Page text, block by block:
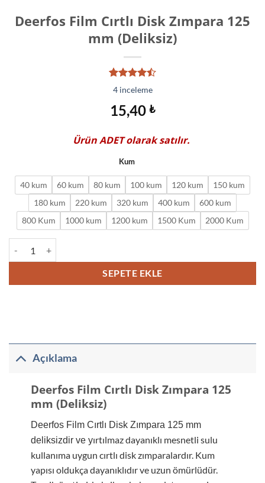
Deerfos Film Cırtlı Disk Zımpara 125
mm (Deliksiz)
müşteri
puanına
dayanarak
5
aldı
4inceleme
15,40 ₺
ÜrünADETolarak satılır.
Kum
40 kum 60 kum 80 kum 100 kum 120 kum
150 kum
180 kum
220 kum 320 kum 400 kum
600 kum
800 Kum
1000 kum 1200 kum 1500 Kum 2000 Kum
SEPETE EKLE
Açıklama
Deerfos Film Cırtlı Disk Zımpara 125
mm (Deliksiz)
Deerfos Film Cırtlı Disk Zımpara 125 mm
deliksizdir ve yırtılmaz dayanıklı mesnetli sulu
kullanıma uygun cırtlı disk zımparalardır. Kum
yapısı oldukça dayanıklıdır ve uzun ömürlüdür.